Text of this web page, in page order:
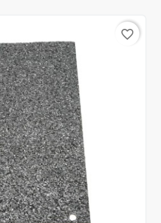
favorite_border